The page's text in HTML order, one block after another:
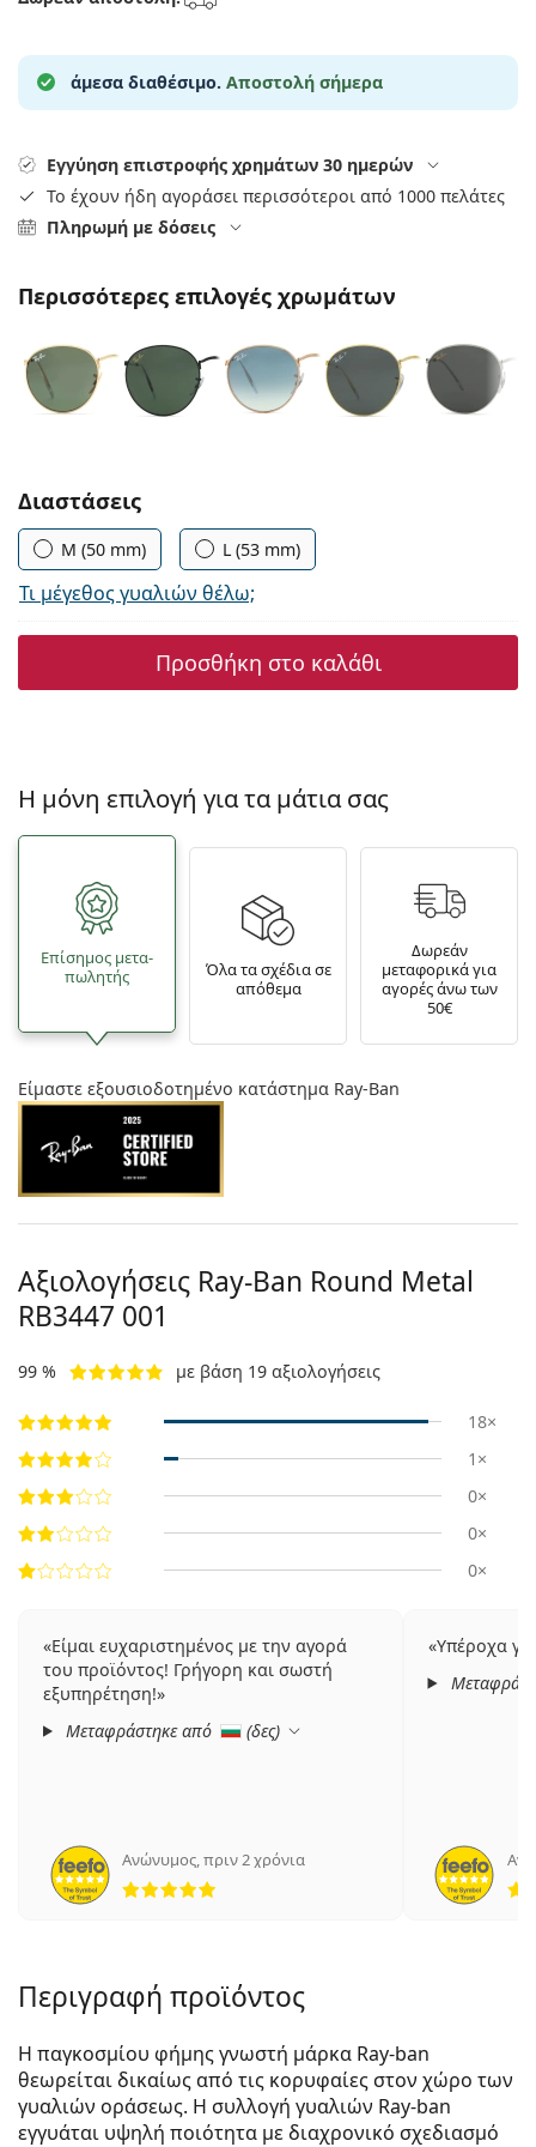
Persol
Prada
Όλες οι μάρκες
άμεσα διαθέσιμο. Αποστολή σήμερα
Εγγύηση επιστροφής χρημάτων 30 ημερών
Το έχουν ήδη αγοράσει περισσότεροι από 1000 πελάτες
Πληρωμή με δόσεις
Περισσότερες επιλογές χρωμάτων
Συμπληρώστε τις παράμετρους
Διαστάσεις
M (50 mm) L (53 mm)
Τι μέγεθος γυαλιών θέλω;
Προσθήκη στο καλάθι
Η μόνη επιλογή για τα μάτια σας
Επίσημος μετα­
πωλητής
Όλα τα σχέδια σε
απόθεμα
Δωρεάν
μεταφορικά για
αγορές άνω των
50€
Είμαστε εξουσιοδοτημένο κατάστημα Ray-Ban
Αξιολογήσεις Ray-Ban Round Metal
RB3447 001
99 % με βάση 19 αξιολογήσεις
18×
1×
0×
0×
0×
Είμαι ευχαριστημένος με την αγορά
του προϊόντος! Γρήγορη και σωστή
εξυπηρέτηση!
Μεταφράστηκε από
(δες)
Ανώνυμος,πριν 2 χρόνια
5 αξιολογήσεις από 5
Υπέροχα
Περιγραφή προϊόντος
Η παγκοσμίου φήμης γνωστή μάρκα Ray-ban
θεωρείται δικαίως από τις κορυφαίες στον χώρο των
γυαλιών οράσεως. Η συλλογή γυαλιών Ray-ban
εγγυάται υψηλή ποιότητα με διαχρονικό σχεδιασμό